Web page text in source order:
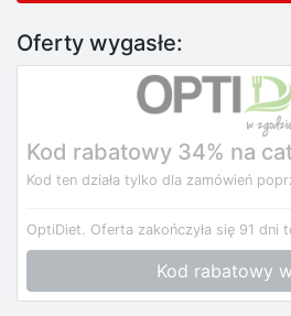
Oferty wygasłe:
Kod rabatowy 34% na
Kod ten działa tylko dla zamówień
OptiDiet. Oferta zakończyła się 91 dni
Kod rabatowy